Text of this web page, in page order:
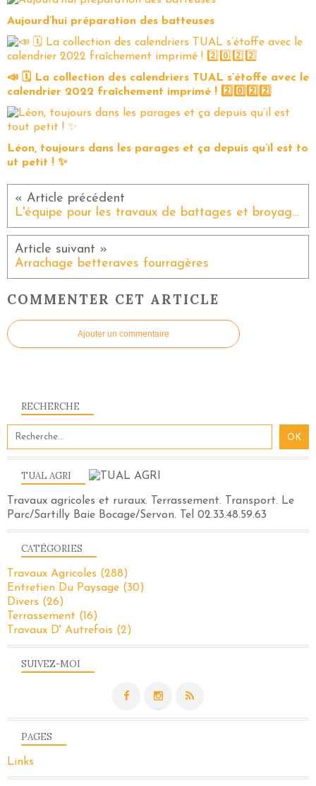
Aujourd’hui préparation des batteuses
📣 🗓 La collection des calendriers TUAL s’étoffe avec le
calendrier 2022 fraîchement imprimé ! 2️⃣0️⃣2️⃣2️⃣
Léon, toujours dans les parages et ça depuis qu’il est to
ut petit ! ✨
L'équipe pour les travaux de battages et broyages maïs grain
Arrachage betteraves fourragères
COMMENTER CET ARTICLE
Ajouter un commentaire
SUIVEZ-MOI
RECHERCHE
TUAL AGRI
Travaux agricoles et ruraux. Terrassement. Transport. Le
Parc/Sartilly Baie Bocage/Servon. Tel 02.33.48.59.63
PAGES
Links
CATÉGORIES
Travaux Agricoles (288)
Entretien Du Paysage (30)
Divers (26)
Terrassement (16)
Travaux D' Autrefois (2)